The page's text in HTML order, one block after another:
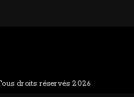
droits réservés 2026